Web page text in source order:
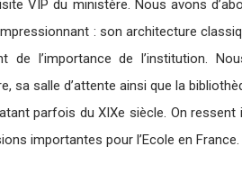
VIP du ministère. Nous avons
: son architecture
de l’importance de l’institution.
sa salle d’attente ainsi que la
parfois du XIXe siècle. On ressent
importantes pour l’Ecole en France.